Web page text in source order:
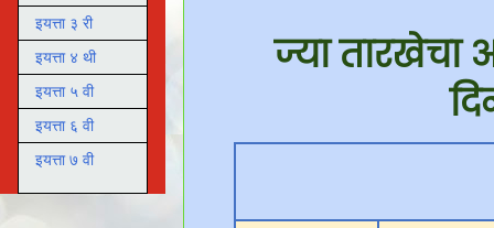
ज्या तारखेचा
इयत्ता ३ री
इयत्ता ४ थी
इयत्ता ५ वी
इयत्ता ६ वी
इयत्ता ७ वी